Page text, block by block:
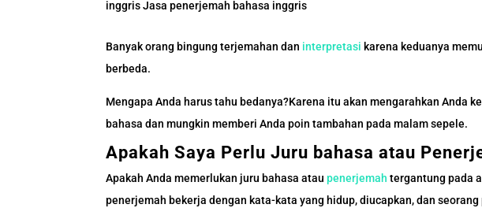
inggris Jasa penerjemah bahasa inggris
Banyak orang bingung terjemahan dan interpretasi karena keduanya
berbeda.
Mengapa Anda harus tahu bedanya?Karena itu akan mengarahkan Anda
bahasa dan mungkin memberi Anda poin tambahan pada malam sepele.
Apakah Saya Perlu Juru bahasa atau
Apakah Anda memerlukan juru bahasa ataupenerjemah tergantung pada
penerjemah bekerja dengan kata-kata yang hidup, diucapkan, dan